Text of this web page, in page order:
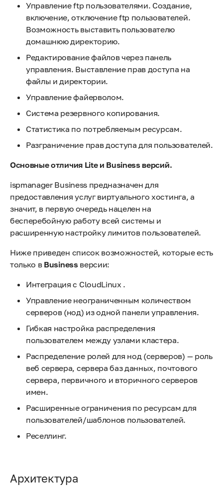
Управление ftp пользователями. Создание,
включение, отключение ftp пользователей.
Возможность выставить пользователю
домашнюю директорию.
Редактирование файлов через панель
управления. Выставление прав доступа на
файлы и директории.
Управление файерволом.
Система резервного копирования.
Статистика по потребляемым ресурсам.
Разграничение прав доступа для пользователей.
Основные отличия Lite и Business версий.
ispmanager Business предназначен для
предоставления услуг виртуального хостинга, а
значит, в первую очередь нацелен на
бесперебойную работу всей системы и
расширенную настройку лимитов пользователей.
Ниже приведен список возможностей, которые есть
только в Businessверсии:
Интеграция с CloudLinux .
Управление неограниченным количеством
серверов (нод) из одной панели управления.
Гибкая настройка распределения
пользователем между узлами кластера.
Распределение ролей для нод (серверов) — роль
веб сервера, сервера баз данных, почтового
сервера, первичного и вторичного серверов
имен.
Расширенные ограничения по ресурсам для
пользователей/шаблонов пользователей.
Реселлинг.
Архитектура